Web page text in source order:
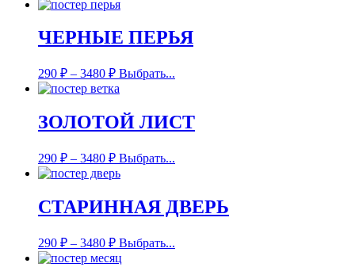
ЧЕРНЫЕ ПЕРЬЯ
290 ₽ – 3480 ₽ Выбрать...
ЗОЛОТОЙ ЛИСТ
290 ₽ – 3480 ₽ Выбрать...
СТАРИННАЯ ДВЕРЬ
290 ₽ – 3480 ₽ Выбрать...